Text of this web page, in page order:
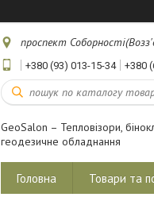
проспект
+380 (93) 013-15-34 +380
GeoSalon – Тепловізори,
геодезичне обладнання
Головна Товари та